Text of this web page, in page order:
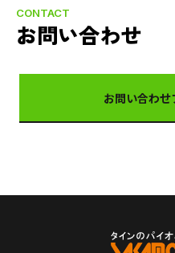
CONTACT
お問い合わせ
お問い合わせ